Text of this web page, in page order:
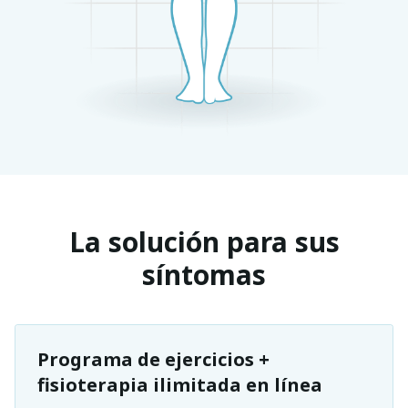
La solución para sus
síntomas
Programa de ejercicios +
fisioterapia ilimitada en línea